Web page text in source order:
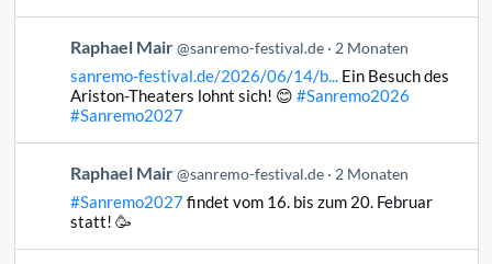
Bluesky
ansehen
Beitrag
Raphael
ansehen
Raphael Mair @sanremo-festival.de 2 Monaten
sanremo-festival.de/2026/06/14/b...
Ein Besuch des
Ariston-Theaters lohnt sich! 😊 #Sanremo2026
#Sanremo2027
Beitrag
Raphael
Raphael Mair @sanremo-festival.de 2 Monaten
#Sanremo2027findet vom 16. bis zum 20. Februar
statt! 🥳